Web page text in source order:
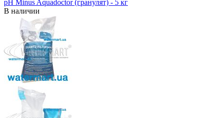
pH Minus Aquadoctor (гранулят) - 5 кг
В наличии